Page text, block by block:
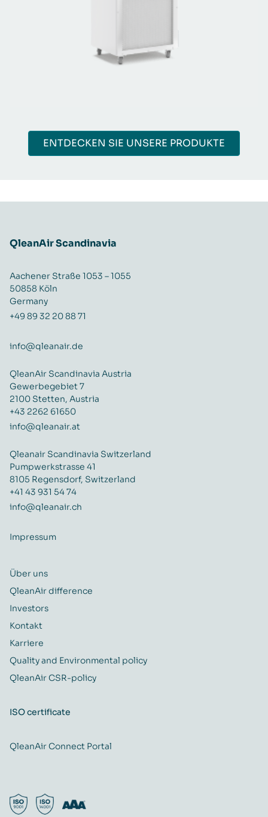
ENTDECKEN SIE UNSERE PRODUKTE
QleanAir Scandinavia
Aachener Straße 1053 – 1055
50858 Köln
Germany
+49 89 32 20 88 71
info@qleanair.de
QleanAir Scandinavia Austria
Gewerbegebiet 7
2100 Stetten, Austria
+43 2262 61650
info@qleanair.at
Qleanair Scandinavia Switzerland
Pumpwerkstrasse 41
8105 Regensdorf, Switzerland
+41 43 931 54 74
info@qleanair.ch
Impressum
Über uns
QleanAir difference
Investors
Kontakt
Karriere
Quality and Environmental policy
QleanAir CSR-policy
ISO certificate
QleanAir Connect Portal